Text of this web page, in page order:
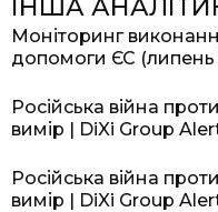
ІНША
Моніторинг
допомоги ЄС (липень
Російська війна
вимір | DiXi Group
Російська війна
вимір | DiXi Group